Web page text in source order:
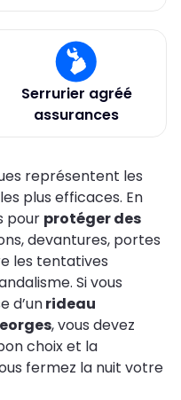
Serrurier agréé
assurances
représentent les
plus efficaces. En
pour protéger des
devantures, portes
les tentatives
Si vous
d’unrideau
, vous devez
choix et la
fermez la nuit votre